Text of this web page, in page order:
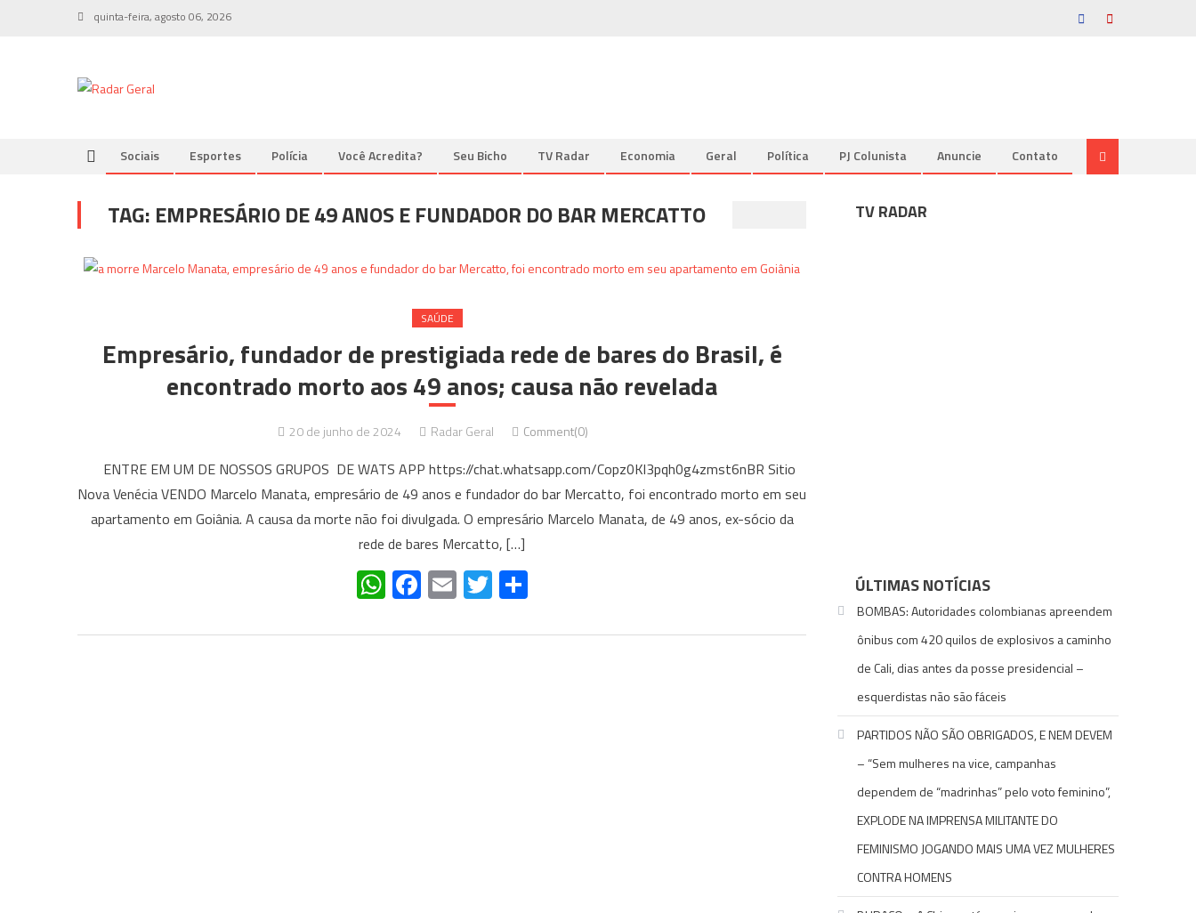
quinta-feira, agosto 06, 2026
Sociais Esportes Polícia Você Acredita? Seu Bicho TV Radar Economia Geral Política PJ Colunista Anuncie Contato
TAG: EMPRESÁRIO DE 49 ANOS E FUNDADOR DO BAR MERCATTO
SAÚDE
Empresário, fundador de prestigiada rede de bares do Brasil, é
encontrado morto aos 49 anos; causa não revelada
20 de junho de 2024 Radar Geral Comment(0)
ENTRE EM UM DE NOSSOS GRUPOS DE WATS APP https://chat.whatsapp.com/Copz0Kl3pqh0g4zmst6nBR Sitio
Nova Venécia VENDO Marcelo Manata, empresário de 49 anos e fundador do bar Mercatto, foi encontrado morto em seu
apartamento em Goiânia. A causa da morte não foi divulgada. O empresário Marcelo Manata, de 49 anos, ex-sócio da
rede de bares Mercatto, […]
WhatsApp
Facebook
EmailTwitter
Share
TV RADAR
ÚLTIMAS NOTÍCIAS
BOMBAS: Autoridades colombianas apreendem
ônibus com 420 quilos de explosivos a caminho
de Cali, dias antes da posse presidencial –
esquerdistas não são fáceis
PARTIDOS NÃO SÃO OBRIGADOS, E NEM DEVEM
– “Sem mulheres na vice, campanhas
dependem de “madrinhas” pelo voto feminino”,
EXPLODE NA IMPRENSA MILITANTE DO
FEMINISMO JOGANDO MAIS UMA VEZ MULHERES
CONTRA HOMENS